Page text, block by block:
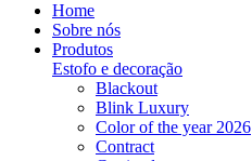
Home
Sobre nós
Produtos
Estofo e decoração
Blackout
Blink Luxury
Color of the year 2026
Contract